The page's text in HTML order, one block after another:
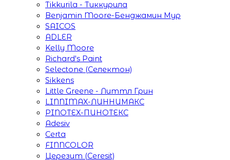
Tikkurila - Тиккурила
Benjamin Moore-Бенджамин Мур
SAICOS
ADLER
Kelly Moore
Richard's Paint
Selectone (Селектон)
Sikkens
Little Greene - Литтл Грин
LINNIMAX-ЛИННИМАКС
PINOTEX-ПИНОТЕКС
Adesiv
Certa
FINNCOLOR
Церезит (Ceresit)